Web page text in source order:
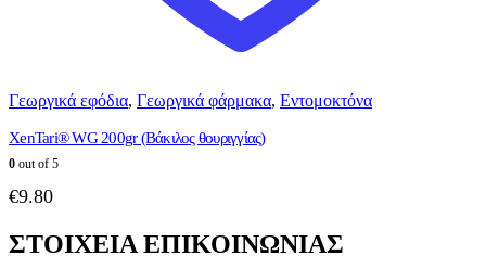
Γεωργικά εφόδια, Γεωργικά φάρμακα, Εντομοκτόνα
XenTari® WG 200gr (Βάκιλος θουριγγίας)
0 out of 5
€9.80
ΣΤΟΙΧΕΙΑ ΕΠΙΚΟΙΝΩΝΙΑΣ